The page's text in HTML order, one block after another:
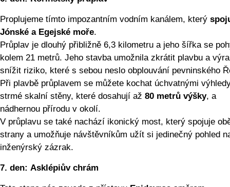
Proplujeme tímto impozantním vodním kanálem, který
Jónské a Egejské moře.
Průplav je dlouhý přibližně 6,3 kilometru a jeho šířka se
kolem 21 metrů. Jeho stavba umožnila zkrátit plavbu a
snížit riziko, které s sebou neslo obplouvání pevninského
Při plavbě průplavem se můžete kochat úchvatnými
strmé skalní stěny, které dosahují až 80 metrů výšky, a
nádhernou přírodu v okolí.
V průplavu se také nachází ikonický most, který spojuje
strany a umožňuje návštěvníkům užít si jedinečný pohled
inženýrský zázrak.
7. den: Asklépiův chrám